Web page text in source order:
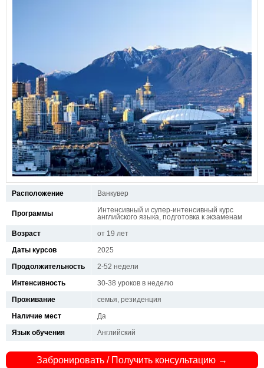
Расположение Ванкувер
Программы
Интенсивный и супер-интенсивный курс
английского языка, подготовка к экзаменам
Возраст
от 19 лет
Даты курсов
2025
Продолжительность
2-52 недели
Интенсивность
30-38 уроков в неделю
Проживание
семья, резиденция
Наличие мест
Да
Язык обучения
Английский
Забронировать / Получить консультацию →